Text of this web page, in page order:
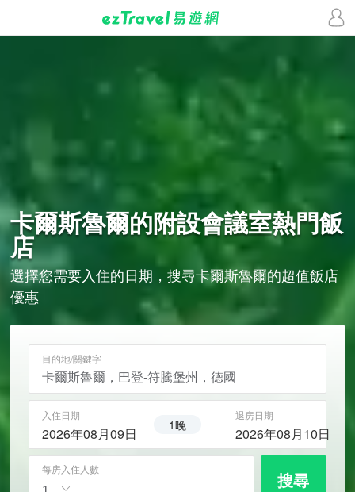
卡爾斯魯爾的附設會議室熱門飯
店
選擇您需要入住的日期，搜尋卡爾斯魯爾的超值飯店
優惠
目的地/關鍵字
入住日期
2026年08月09日 1晚
退房日期
2026年08月10日
每房入住人數 搜尋